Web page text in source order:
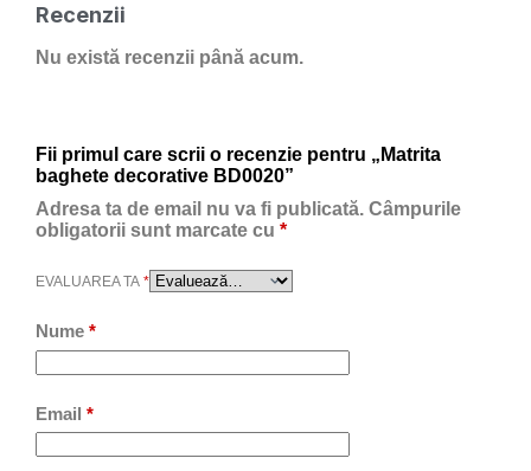
Recenzii
Nu există recenzii până acum.
Fii primul care scrii o recenzie pentru „Matrita
baghete decorative BD0020”
Adresa ta de email nu va fi publicată. Câmpurile
obligatorii sunt marcate cu *
EVALUAREA TA *
Nume *
Email *